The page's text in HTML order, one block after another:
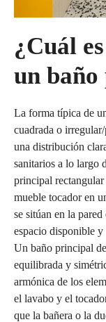
¿Cuál
un
La forma típica de
cuadrada o
una distribución
sanitarios a lo largo
principal
mueble tocador en
se sitúan en la
espacio disponible
Un baño principal
equilibrada y
armónica de los
el lavabo y el
que la bañera o la